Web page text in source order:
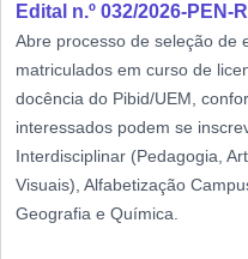
Edital n.º 032/2026-PEN-
Abre processo de seleção de
matriculados em curso de
docência do Pibid/UEM,
interessados podem se
Interdisciplinar (Pedagogia,
Visuais), Alfabetização
Geografia e Química.